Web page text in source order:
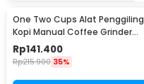
One Two Cups Alat Penggiling
Kopi Manual Coffee Grinder
Wood 30g - CW85532
Rp141.400
Rp215.900 35%